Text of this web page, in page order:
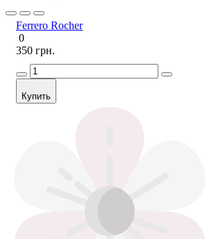
Ferrero Rocher
0
350 грн.
Купить